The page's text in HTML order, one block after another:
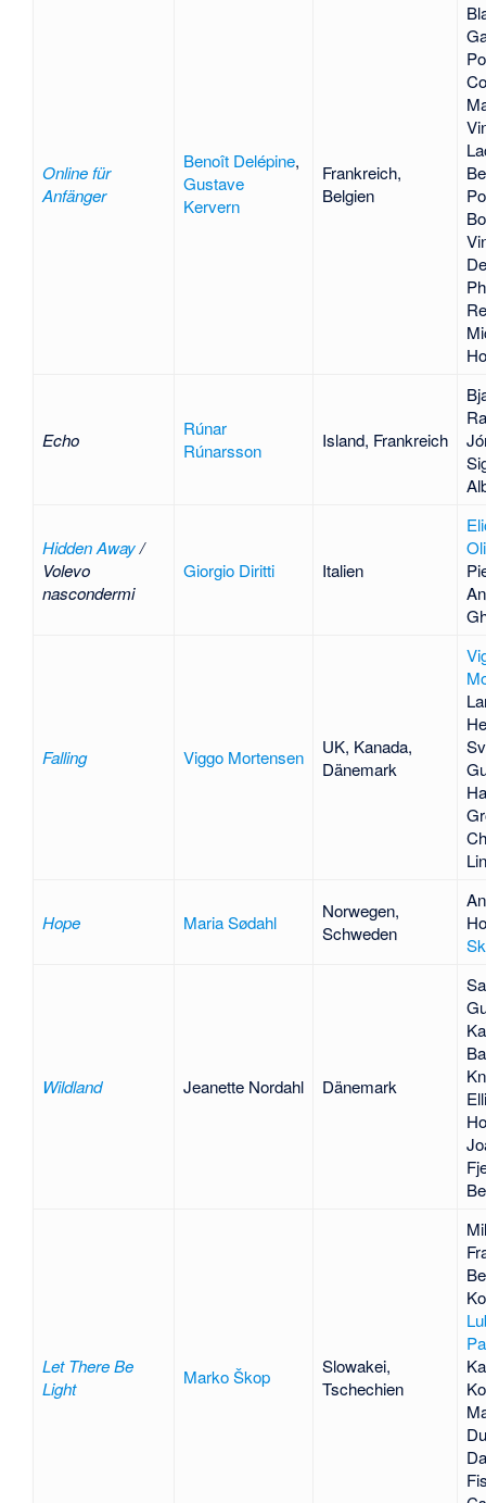
Online für
Anfänger
Benoît Delépine,
Gustave
Kervern
Frankreich,
Belgien
Echo
Rúnar
Rúnarsson
Island, Frankreich
Hidden Away/
Volevo
nascondermi
Giorgio Diritti Italien
Falling Viggo Mortensen
UK, Kanada,
Dänemark
Hope Maria Sødahl
Norwegen,
Schweden
Wildland Jeanette Nordahl Dänemark
Let There Be
Light
Marko Škop
Slowakei,
Tschechien